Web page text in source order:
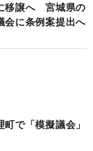
移譲へ 宮城県の
に条例案提出へ
で「模擬議会」